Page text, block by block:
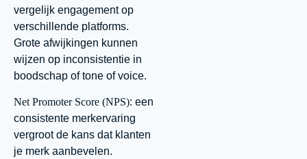
vergelijk engagement op
verschillende platforms.
Grote afwijkingen kunnen
wijzen op inconsistentie in
boodschap of tone of voice.
Net Promoter Score (NPS): een
consistente merkervaring
vergroot de kans dat klanten
je merk aanbevelen.